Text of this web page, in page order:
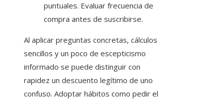
puntuales. Evaluar frecuencia de
compra antes de suscribirse.
Al aplicar preguntas concretas, cálculos
sencillos y un poco de escepticismo
informado se puede distinguir con
rapidez un descuento legítimo de uno
confuso. Adoptar hábitos como pedir el